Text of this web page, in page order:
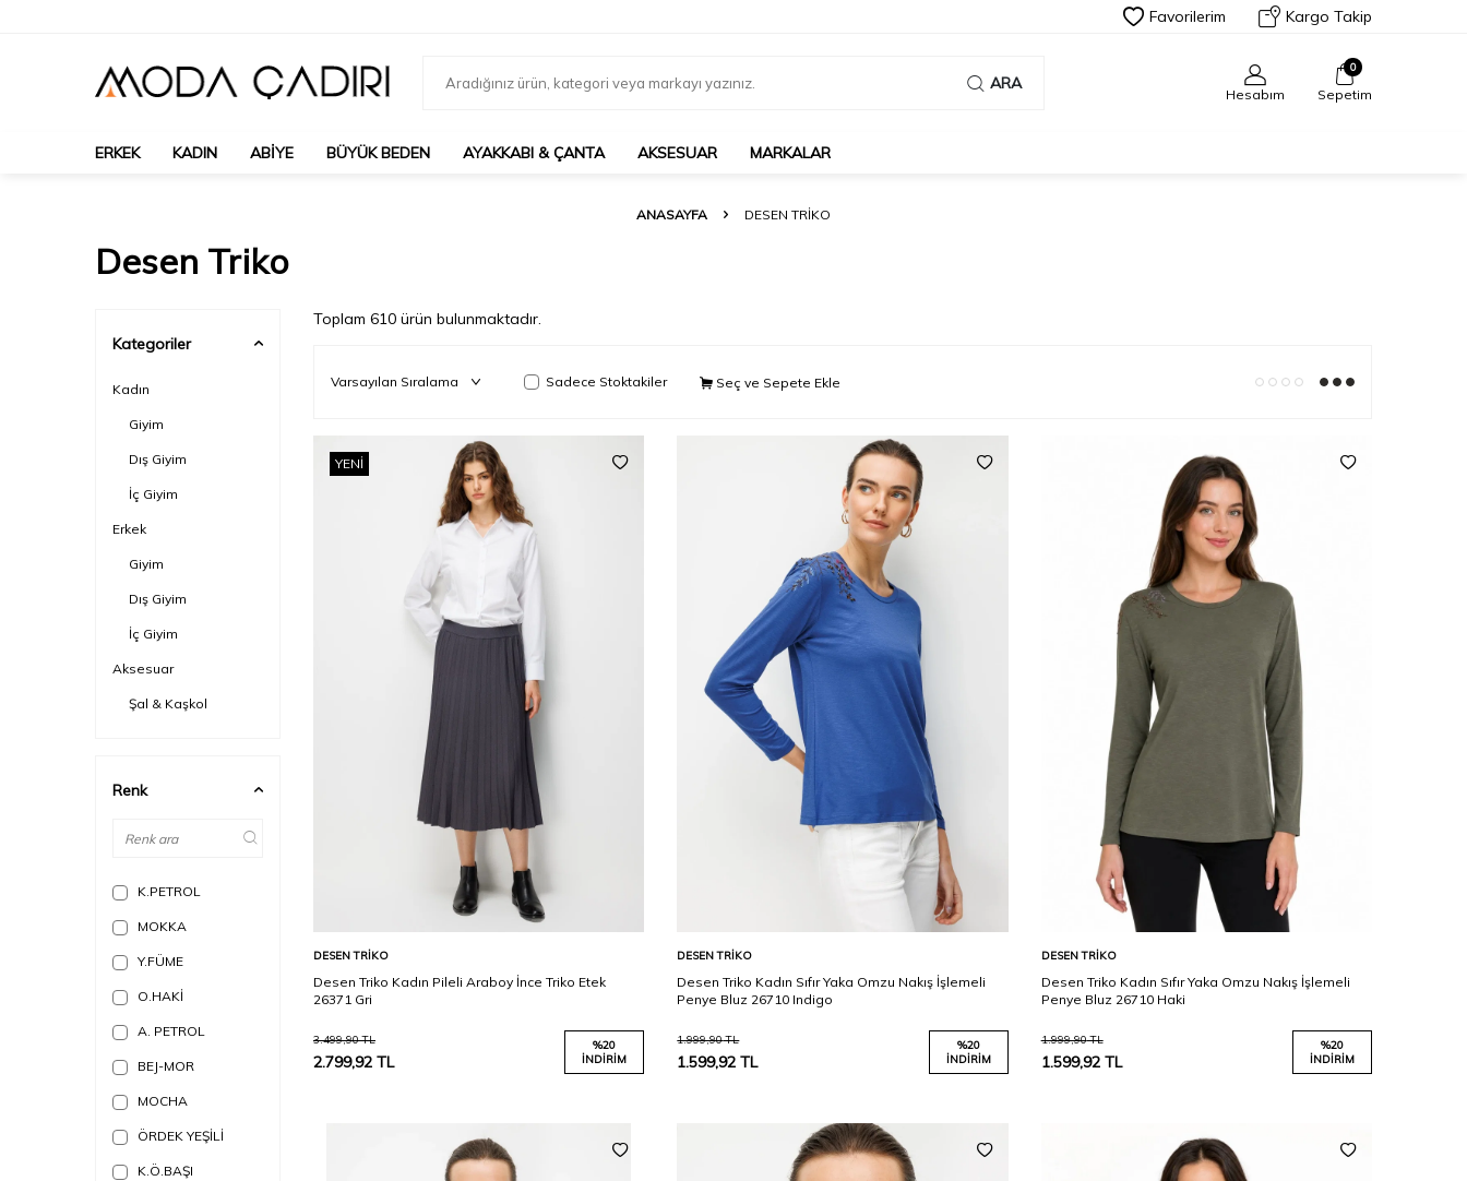
Favorilerim Kargo Takip
ARA
Hesabım
0
Sepetim
ERKEK KADIN ABIYE BÜYÜK BEDEN AYAKKABI & ÇANTA AKSESUAR MARKALAR
ANASAYFA DESEN TRIKO
Desen Triko
Kategoriler
Kadın
Giyim
Dış Giyim
İç Giyim
Erkek
Giyim
Dış Giyim
İç Giyim
Aksesuar
Şal & Kaşkol
Eldiven
WS 25
Renk
K.PETROL
MOKKA
Y.FÜME
O.HAKİ
A. PETROL
BEJ-MOR
MOCHA
ÖRDEK YEŞİLİ
K.Ö.BAŞI
Toplam 610 ürün bulunmaktadır.
Sadece Stoktakiler Seç ve Sepete Ekle
YENI
Sepete Ekle
DESEN TRIKO
Desen Triko Kadın Pileli Araboy İnce Triko Etek
26371 Gri
3.499,90TL
2.799,92 TL
%20
İNDIRIM
Sepete Ekle
DESEN TRIKO
Desen Triko Kadın Sıfır Yaka Omzu Nakış İşlemeli
Penye Bluz 26710 Indigo
1.999,90TL
1.599,92 TL
%20
İNDIRIM
Sepete Ekle
DESEN TRIKO
Desen Triko Kadın Sıfır Yaka Omzu Nakış İşlemeli
Penye Bluz 26710 Haki
1.999,90TL
1.599,92TL
%20
İNDIRIM